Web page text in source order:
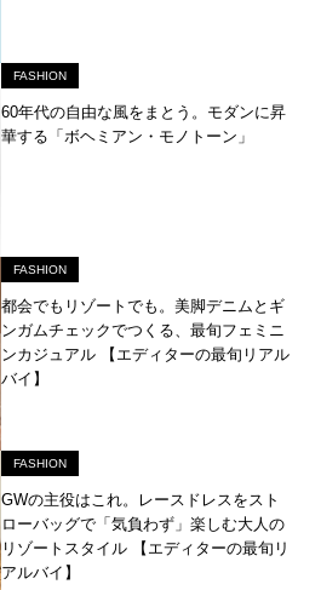
FASHION
60年代の自由な風をまとう。モダンに昇
華する「ボヘミアン・モノトーン」
FASHION
都会でもリゾートでも。美脚デニムとギ
ンガムチェックでつくる、最旬フェミニ
ンカジュアル 【エディターの最旬リアル
バイ】
FASHION
GWの主役はこれ。レースドレスをスト
ローバッグで「気負わず」楽しむ大人の
リゾートスタイル 【エディターの最旬リ
アルバイ】